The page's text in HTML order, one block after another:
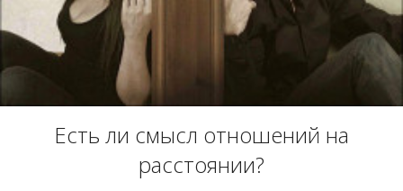
Есть ли смысл отношений на
расстоянии?